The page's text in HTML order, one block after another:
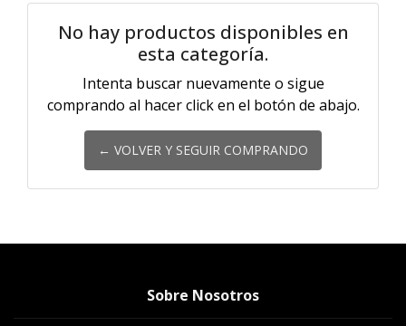
No hay productos disponibles en
esta categoría.
Intenta buscar nuevamente o sigue
comprando al hacer click en el botón de abajo.
← VOLVER Y SEGUIR COMPRANDO
Sobre Nosotros